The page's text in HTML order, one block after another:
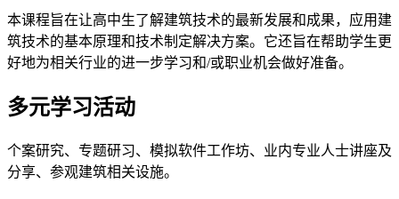
本课程旨在让高中生了解建筑技术的最新发展和成果，应用建
筑技术的基本原理和技术制定解决方案。它还旨在帮助学生更
好地为相关行业的进一步学习和/或职业机会做好准备。
多元学习活动
个案研究、专题研习、模拟软件工作坊、业内专业人士讲座及
分享、参观建筑相关设施。